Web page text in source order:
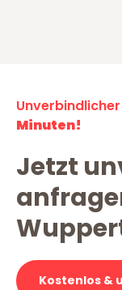
Minuten!
Jetzt
Kostenlos &